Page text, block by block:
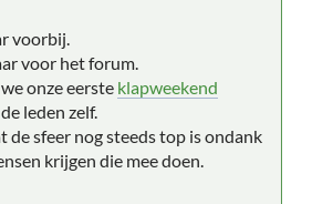
voorbij.
voor het forum.
onze eerste klapweekend
leden zelf.
de sfeer nog steeds top is ondank
krijgen die mee doen.